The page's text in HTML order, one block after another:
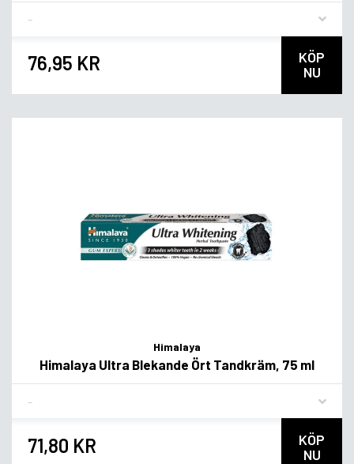
76,95 KR
KÖP
NU
Himalaya
Himalaya Ultra Blekande Ört Tandkräm, 75 ml
71,80 KR
KÖP
NU